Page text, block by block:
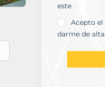
este
Acepto el
darme de